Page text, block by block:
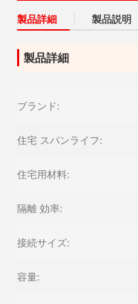
製品詳細 製品説明
製品詳細
ブランド:
住宅 スパンライフ:
住宅用材料:
隔離 効率:
接続サイズ:
容量: